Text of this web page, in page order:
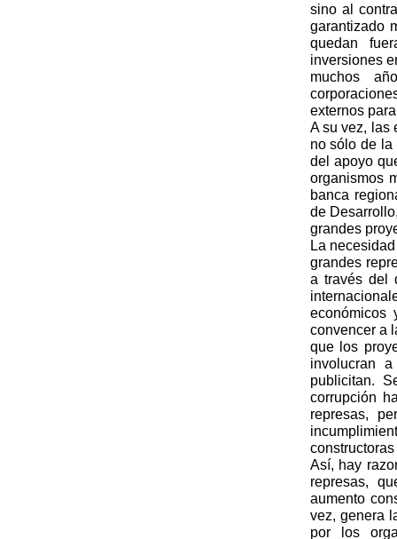
sino al
garantizado
quedan
inversiones
muchos
externos
A su vez, las
no sólo de la
del apoyo
organismos
banca
de
grandes
La
grandes
a través del
económicos
convencer a
que los
involucran
publicitan.
corrupción
represas,
Así, hay
represas,
aumento
vez, genera
por los